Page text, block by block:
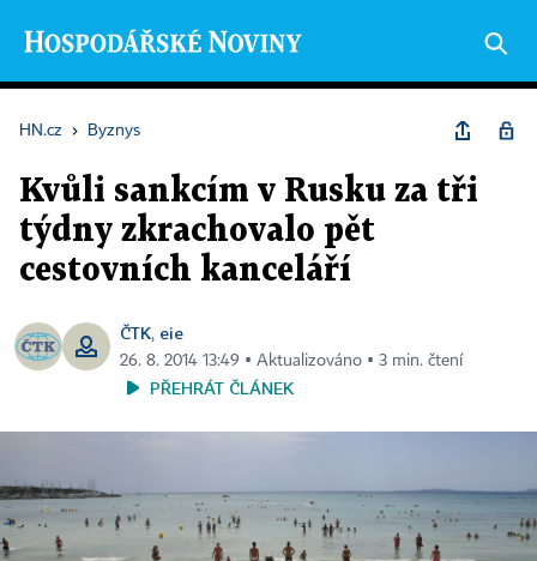
HN.cz › Byznys
Kvůli sankcím v Rusku za tři
týdny zkrachovalo pět
cestovních kanceláří
ČTK, eie
26. 8. 2014 13:49 ▪ Aktualizováno ▪ 3 min. čtení
PŘEHRÁT ČLÁNEK